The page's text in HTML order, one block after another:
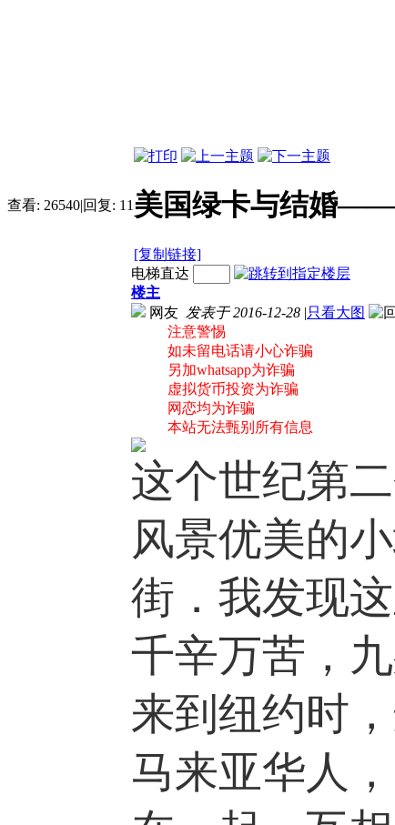
查看: 26540|回复: 11 美国绿卡与结婚——
[复制链接]
电梯直达
楼主
网友 发表于 2016-12-28 |只看大图
注意警惕
如未留电话请小心诈骗
另加whatsapp为诈骗
虚拟货币投资为诈骗
网恋均为诈骗
本站无法甄别所有信息
这个世纪第
风景优美的
街．我发现
千辛万苦，
来到纽约时
马来亚华人